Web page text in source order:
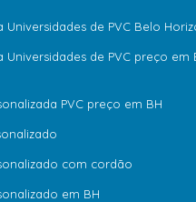
Universidades de PVC Belo
Universidades de PVC preço em
PVC preço em BH
com cordão
em BH